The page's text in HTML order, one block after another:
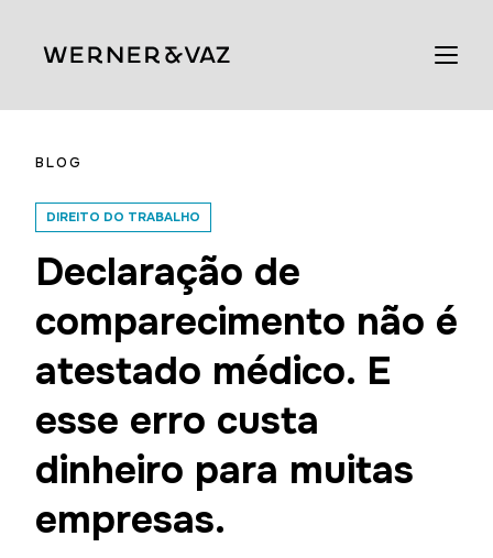
BLOG
DIREITO DO TRABALHO
Declaração de
comparecimento não é
atestado médico. E
esse erro custa
dinheiro para muitas
empresas.